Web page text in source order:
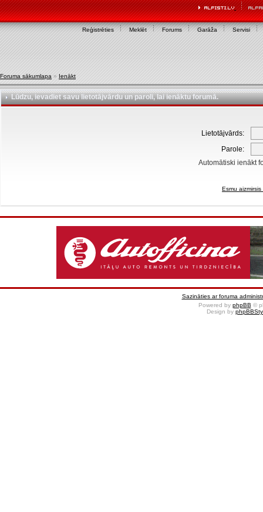
Reģistrēties Meklēt Forums Garāža Servisi
Foruma sākumlapa » Ienākt
Lūdzu, ievadiet savu lietotājvārdu un paroli, lai ienāktu forumā.
Lietotājvārds:
Parole:
Automātiski ienākt
Esmu
Sazināties ar foruma
Powered by phpBB ©
Design by